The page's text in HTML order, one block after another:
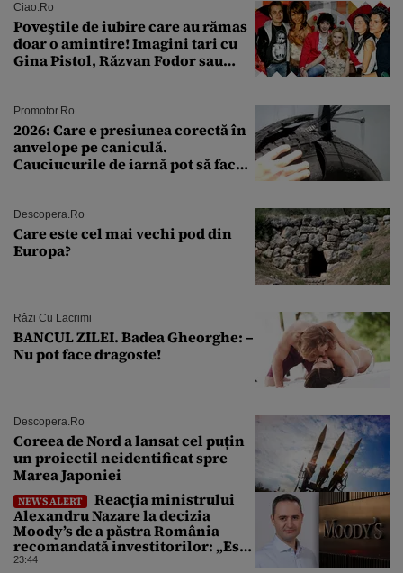
Ciao.ro
Poveştile de iubire care au rămas
doar o amintire! Imagini tari cu
Gina Pistol, Răzvan Fodor sau
Promotor.ro
2026: Care e presiunea corectă în
anvelope pe caniculă.
Cauciucurile de iarnă pot să facă
Descopera.ro
Care este cel mai vechi pod din
Europa?
Râzi Cu Lacrimi
BANCUL ZILEI. Badea Gheorghe: –
Nu pot face dragoste!
Descopera.ro
Coreea de Nord a lansat cel puțin
un proiectil neidentificat spre
Marea Japoniei
NEWS ALERT
Reacția ministrului
Alexandru Nazare la decizia
Moody’s de a păstra România
recomandată investitorilor: „Este
un răgaz, dar în niciun caz un
23:44